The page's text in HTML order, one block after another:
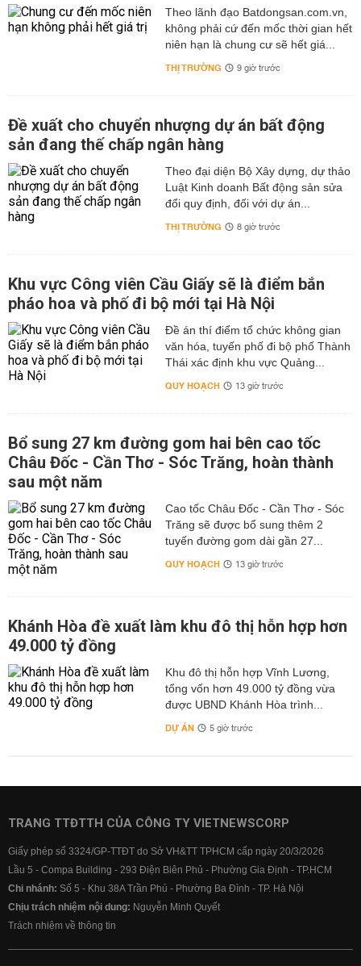
Theo lãnh đạo Batdongsan.com.vn,
không phải cứ đến mốc thời gian hết
niên hạn là chung cư sẽ hết giá...
THỊ TRƯỜNG 9 giờ trước
Đề xuất cho chuyển nhượng dự án bất động
sản đang thế chấp ngân hàng
Theo đại diện Bộ Xây dựng, dự thảo
Luật Kinh doanh Bất động sản sửa
đổi quy định, đối với dự án...
THỊ TRƯỜNG 8 giờ trước
Khu vực Công viên Cầu Giấy sẽ là điểm bắn
pháo hoa và phố đi bộ mới tại Hà Nội
Đề án thí điểm tổ chức không gian
văn hóa, tuyến phố đi bộ phố Thành
Thái xác định khu vực Quảng...
QUY HOẠCH 13 giờ trước
Bổ sung 27 km đường gom hai bên cao tốc
Châu Đốc - Cần Thơ - Sóc Trăng, hoàn thành
sau một năm
Cao tốc Châu Đốc - Cần Thơ - Sóc
Trăng sẽ được bổ sung thêm 2
tuyến đường gom dài gần 27...
QUY HOẠCH 13 giờ trước
Khánh Hòa đề xuất làm khu đô thị hỗn hợp hơn
49.000 tỷ đồng
Khu đô thị hỗn hợp Vĩnh Lương,
tổng vốn hơn 49.000 tỷ đồng vừa
được UBND Khánh Hòa trình...
DỰ ÁN 5 giờ trước
TRANG TTĐTTH CỦA CÔNG TY VIETNEWSCORP
Giấy phép số 3324/GP-TTĐT do Sở VH&TT TPHCM cấp ngày 20/3/2026
Lầu 5 - Compa Building - 293 Điện Biên Phủ - Phường Gia Định - TP.HCM
Chi nhánh: Số 5 - Khu 38A Trần Phú - Phường Ba Đình - TP. Hà Nội
Chịu trách nhiệm nội dung: Nguyễn Minh Quyết
Trách nhiệm về thông tin